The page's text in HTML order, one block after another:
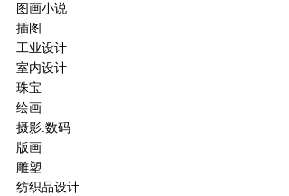
图画小说
插图
工业设计
室内设计
珠宝
绘画
摄影:数码
版画
雕塑
纺织品设计